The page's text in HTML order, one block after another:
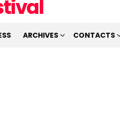
ARCHIVES CONTACTS